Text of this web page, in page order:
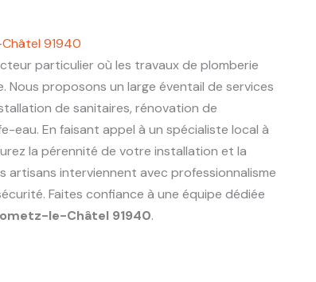
91940
particulier où les travaux de plomberie
proposons un large éventail de services
de sanitaires, rénovation de
eau. En faisant appel à un spécialiste local à
la pérennité de votre installation et la
artisans interviennent avec professionnalisme
Faites confiance à une équipe dédiée
le-Châtel 91940.